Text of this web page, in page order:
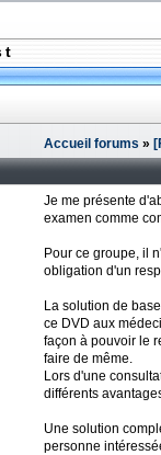
Accueil forums »
Je me présente
examen comme
Pour ce groupe, il
obligation d'un
La solution de
ce DVD aux
façon à pouvoir le
faire de même.
Lors d'une
différents
Une solution
personne